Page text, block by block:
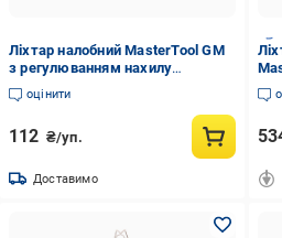
Ліхтар налобний MasterTool GM
з регулюванням нахилу
75х46х29 мм (94-0810)
оцінити
112 ₴/уп.
Доставимо